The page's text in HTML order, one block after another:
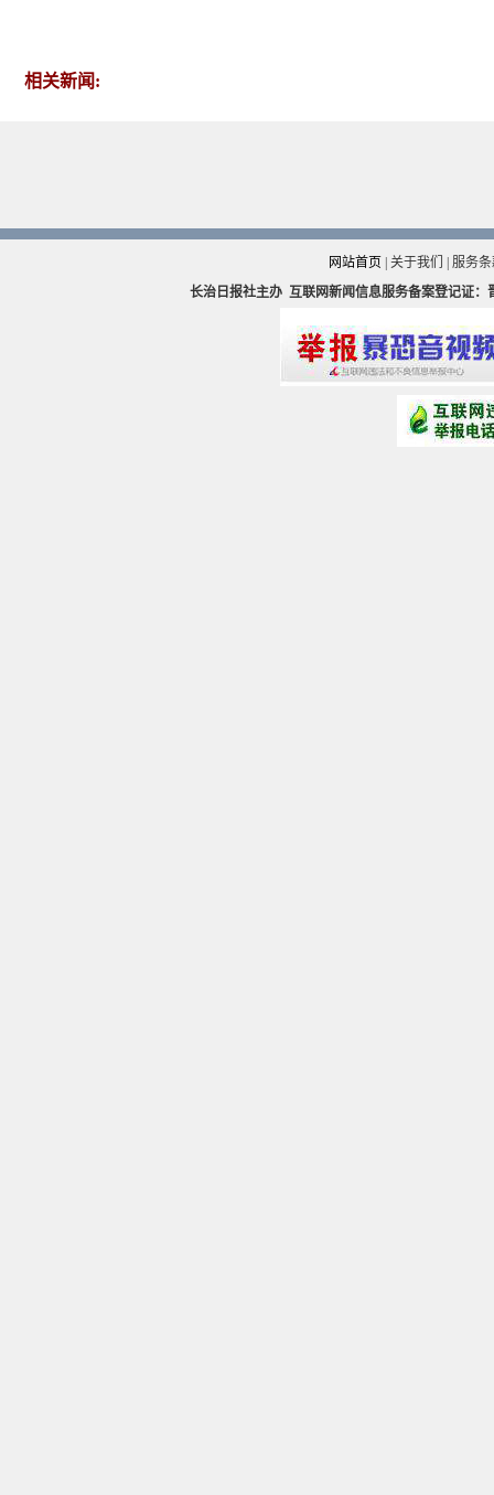
相关新闻:
网站首页 关于我们
服务
长治日报社主办 互联网新闻信息服务备案登记证：